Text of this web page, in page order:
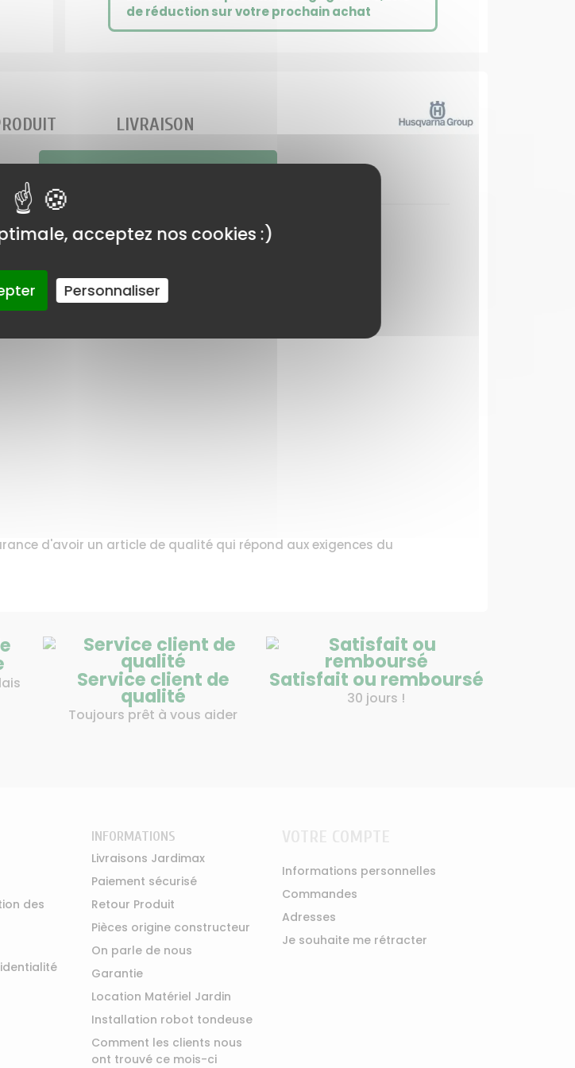
de réduction sur votre prochain achat
LIVRAISON
d'avoir un article de qualité qui répond aux exigences du
Service client de
qualité
Toujours prêt à vous aider
Satisfait ou remboursé
30 jours !
des
INFORMATIONS
Livraisons Jardimax
Paiement sécurisé
Retour Produit
Pièces origine constructeur
On parle de nous
Garantie
Location Matériel Jardin
Installation robot tondeuse
Comment les clients nous
ont trouvé ce mois-ci
Informations personnelles
Commandes
Adresses
Je souhaite me rétracter
acceptez nos cookies :)
Personnaliser